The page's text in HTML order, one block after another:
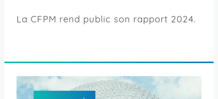
La CFPM rend public son rapport 2024.